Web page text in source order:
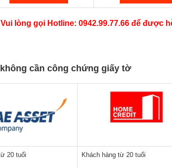
lòng gọi Hotline: 0942.99.77.66 để được
cần công chứng giấy tờ
20 tuổi Khách hàng từ 20 tuổi